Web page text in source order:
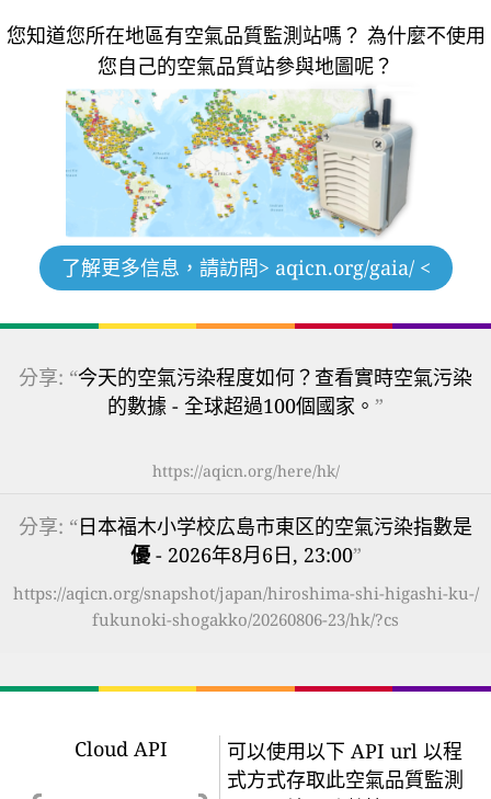
您知道您所在地區有空氣品質監測站嗎？ 為什麼不使用
您自己的空氣品質站參與地圖呢？
了解更多信息，請訪問> aqicn.org/gaia/ <
分享: “今天的空氣污染程度如何？查看實時空氣污染
的數據 - 全球超過100個國家。 ”
https://aqicn.org/here/hk/
分享: “日本福木小学校広島市東区的空氣污染指數是
優- 2026年8月6日, 23:00”
https://aqicn.org/snapshot/japan/hiroshima-shi-higashi-ku-/
fukunoki-shogakko/20260806-23/hk/?cs
Cloud API
可以使用以下 API url 以程
式方式存取此空氣品質監測